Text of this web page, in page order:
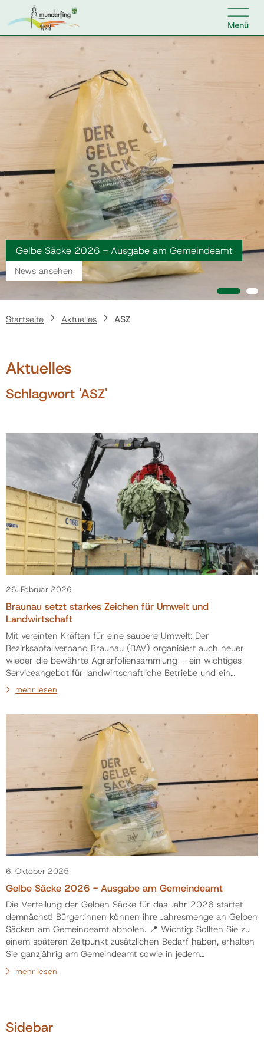
Kontakt 
Suche nach:
Ihr Anliegen
Veranstaltungen
Jobs
Politik
Kontakt
Gelbe Säcke 2026 - Ausgabe am Gemeindeamt
News ansehen
Startseite Aktuelles ASZ
Aktuelles
Schlagwort 'ASZ'
26. Februar 2026
Braunau setzt starkes Zeichen für Umwelt und
Landwirtschaft
Mit vereinten Kräften für eine saubere Umwelt: Der
Bezirksabfallverband Braunau (BAV) organisiert auch heuer
wieder die bewährte Agrarfoliensammlung – ein wichtiges
Serviceangebot für landwirtschaftliche Betriebe und ein
wirksamer Beitrag zum regionalen Umweltschutz. BEZIRK
BRAUNAU. Wenn es um nachhaltige Landwirtschaft und
Bezirk Braunau seit Jahren klare Akzente. Auch 2026 führt
der Bezirksabfallverband Braunau die kostenlose A…
mehr lesen
6. Oktober 2025
Gelbe Säcke 2026 - Ausgabe am Gemeindeamt
Die Verteilung der Gelben Säcke für das Jahr 2026 startet
demnächst! Bürger:innen können ihre Jahresmenge an Gelben
Säcken am Gemeindeamt abholen. 📍 Wichtig: Sollten Sie zu
einem späteren Zeitpunkt zusätzlichen Bedarf haben, erhalten
Sie ganzjährig am Gemeindeamt sowie in jedem
Altstoffsammelzentrum (ASZ) im Bezirk Braunau Nachschub.
Vielen Dank für Ihre Mithilfe bei der richtigen Sammlung von
mehr lesen
Sidebar